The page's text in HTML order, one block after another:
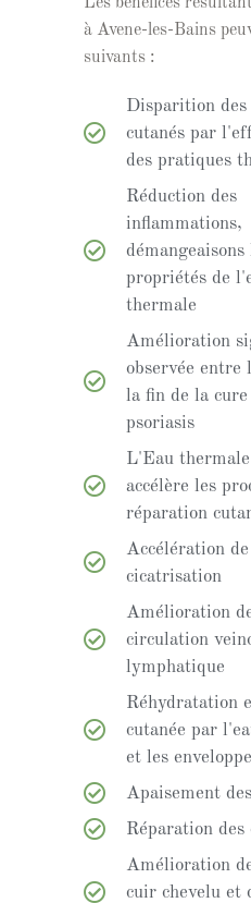
à Avene-les-Bains
suivants :
Disparition des
cutanés par
des pratiques
Réduction des
inflammations,
démangeaisons
propriétés de
thermale
Amélioration
observée entre
la fin de la
psoriasis
L'Eau thermale
accélère les
réparation
Accélération
cicatrisation
Amélioration
circulation
lymphatique
Réhydratation
cutanée par
et les
Apaisement
Réparation des
Amélioration
cuir chevelu et